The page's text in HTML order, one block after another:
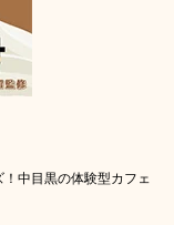
中目黒の体験型カフェ